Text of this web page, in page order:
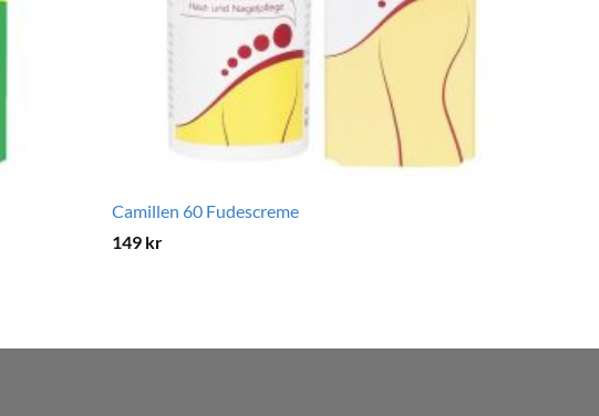
Camillen 60 Fudescreme
149 kr